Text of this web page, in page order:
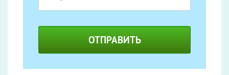
ОТПРАВИТЬ